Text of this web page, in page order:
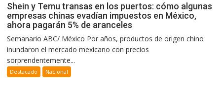
Shein y Temu transas en los puertos: cómo algunas
empresas chinas evadían impuestos en México,
ahora pagarán 5% de aranceles
Semanario ABC/ México Por años, productos de origen chino
inundaron el mercado mexicano con precios
sorprendentemente...
Destacado Nacional